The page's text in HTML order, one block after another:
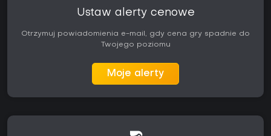
Ustaw alerty cenowe
Otrzymuj powiadomienia e-mail, gdy cena gry spadnie do
Twojego poziomu
Moje alerty